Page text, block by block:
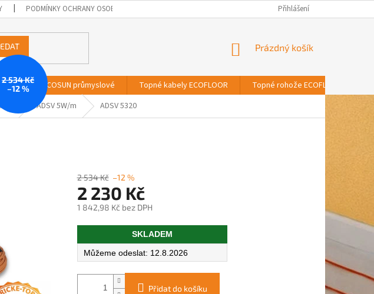
PODMÍNKY OCHRANY OSOBNÍCH ÚDAJŮ Přihlášení
NÁKUPNÍ
Prázdný košík
panely ECOSUN průmyslové Topné kabely ECOFLOOR Topné rohože ECOFLOOR
ADSV 5W/m ADSV 5320
2 534 Kč
–12 %
2 534 Kč –12 %
2 230 Kč
1 842,98 Kč bez DPH
Měrná
SKLADEM
12.8.2026
Přidat do košíku